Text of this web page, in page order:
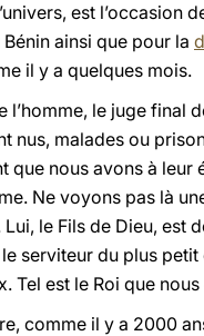
est l’occasion
ainsi que pour la
il y a quelques mois.
l’homme, le juge final
nus, malades ou
nous avons à leur
Ne voyons pas là
le Fils de Dieu, est
serviteur du plus petit
Tel est le Roi que
comme il y a 2000